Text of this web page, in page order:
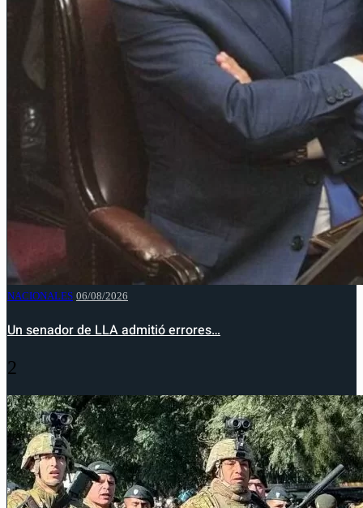
NACIONALES 06/08/2026
Un senador de LLA admitió errores…
2